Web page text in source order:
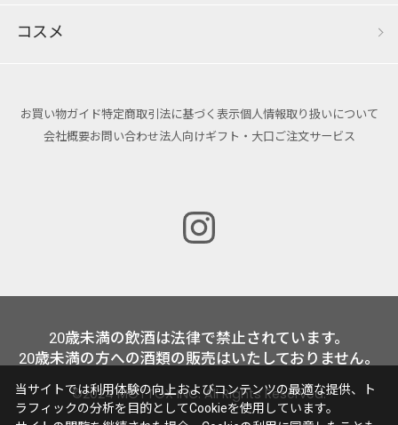
コスメ
お買い物ガイド特定商取引法に基づく表示個人情報取り扱いについて
会社概要お問い合わせ法人向けギフト・大口ご注文サービス
20歳未満の飲酒は法律で禁止されています。
20歳未満の方への酒類の販売はいたしておりません。
©2024 MOTTOX INC. All Rights Reserved.
当サイトでは利用体験の向上およびコンテンツの最適な提供、ト
ラフィックの分析を目的としてCookieを使用しています。